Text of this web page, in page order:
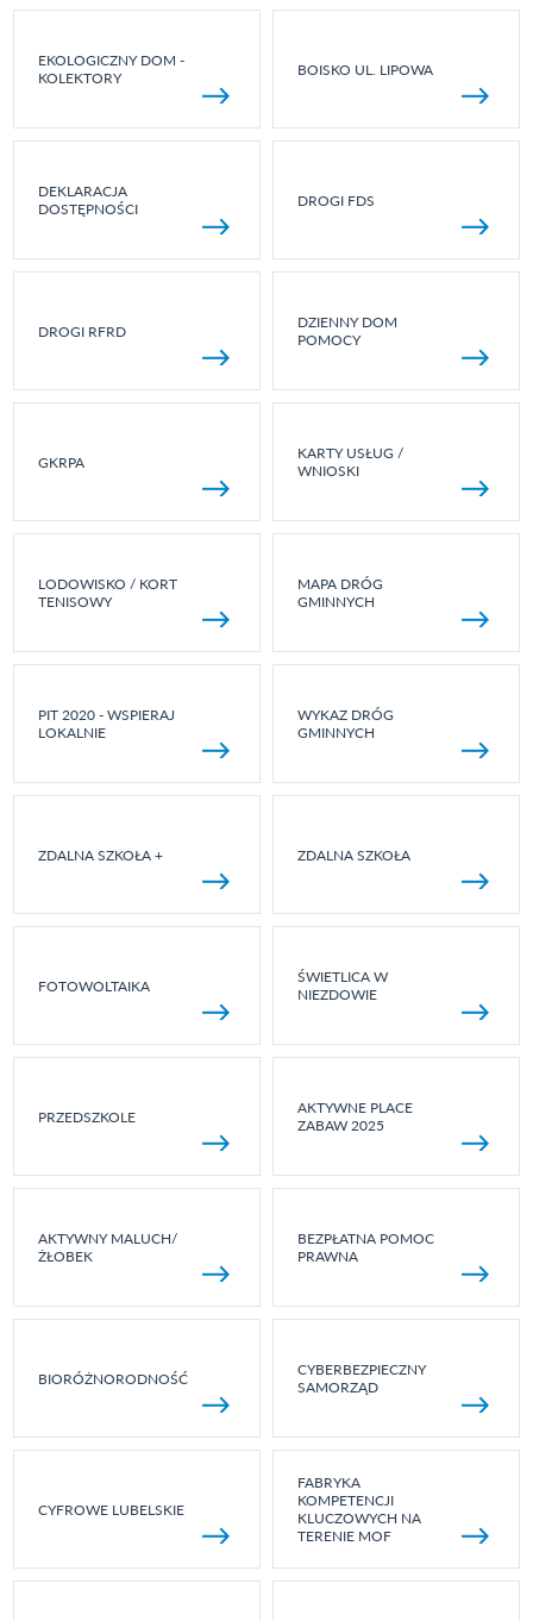
EKOLOGICZNY DOM -
KOLEKTORY
BOISKO UL. LIPOWA
DEKLARACJA
DOSTĘPNOŚCI
DROGI FDS
DROGI RFRD
DZIENNY DOM
POMOCY
GKRPA
KARTY USŁUG /
WNIOSKI
LODOWISKO / KORT
TENISOWY
MAPA DRÓG
GMINNYCH
PIT 2020 - WSPIERAJ
LOKALNIE
WYKAZ DRÓG
GMINNYCH
ZDALNA SZKOŁA + ZDALNA SZKOŁA
FOTOWOLTAIKA
ŚWIETLICA W
NIEZDOWIE
PRZEDSZKOLE
AKTYWNE PLACE
ZABAW 2025
AKTYWNY MALUCH/
ŻŁOBEK
BEZPŁATNA POMOC
PRAWNA
BIORÓŻNORODNOŚĆ
CYBERBEZPIECZNY
SAMORZĄD
CYFROWE LUBELSKIE
FABRYKA
KOMPETENCJI
KLUCZOWYCH NA
TERENIE MOF